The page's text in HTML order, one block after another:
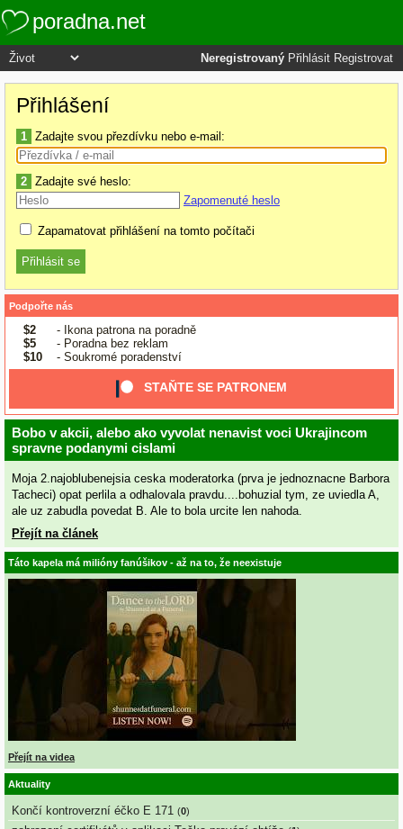
poradna.net
Neregistrovaný Přihlásit Registrovat
Přihlášení
1 Zadajte svou přezdívku nebo e-mail:
2 Zadajte své heslo:
Zapomenuté heslo
Zapamatovat přihlášení na tomto počítači
Podpořte nás
$2
- Ikona patrona na poradně
$5
- Poradna bez reklam
$10
- Soukromé poradenství
STAŇTE SE PATRONEM
Bobo v akcii, alebo ako vyvolat nenavist voci Ukrajincom
spravne podanymi cislami
Moja 2.najoblubenejsia ceska moderatorka (prva je jednoznacne Barbora
Tacheci) opat perlila a odhalovala pravdu....bohuzial tym, ze uviedla A,
ale uz zabudla povedat B. Ale to bola urcite len nahoda.
Přejít na článek
Táto kapela má milióny fanúšikov - až na to, že neexistuje
Přejít na videa
Aktuality
Končí kontroverzní éčko E 171 (0)